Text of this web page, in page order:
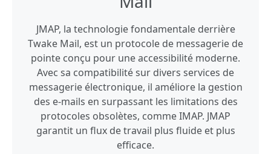
JMAP, la technologie fondamentale derrière
Twake Mail, est un protocole de messagerie de
pointe conçu pour une accessibilité moderne.
Avec sa compatibilité sur divers services de
messagerie électronique, il améliore la gestion
des e-mails en surpassant les limitations des
protocoles obsolètes, comme IMAP. JMAP
garantit un flux de travail plus fluide et plus
efficace.